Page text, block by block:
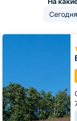
Сегодня
База